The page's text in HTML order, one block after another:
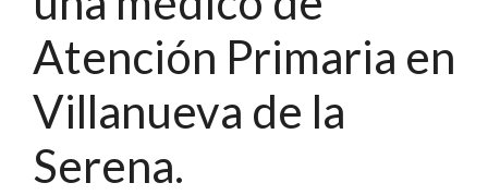
Atención Primaria en
Villanueva de la
Serena.